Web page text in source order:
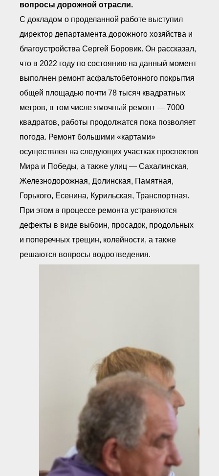
заказчиков
● Реестр членов
Ассоциации с правом
ООТСУО
имеющих строительные
Архив реестров
Общественный контроль
Политика информационной
Антикоррупционная политика
Орган надзора
Охрана труда
Работа в Общественных советах
Законодательство РФ по
Повышение квалификации,
переподготовка
вопросы дорожной отрасли.
С докладом о проделанной работе выступил
директор департамента дорожного хозяйства и
благоустройства Сергей Боровик. Он рассказал,
что в 2022 году по состоянию на данный момент
выполнен ремонт асфальтобетонного покрытия
общей площадью почти 78 тысяч квадратных
метров, в том числе ямочный ремонт — 7000
квадратов, работы продолжатся пока позволяет
погода. Ремонт большими «картами»
осуществлен на следующих участках проспектов
Мира и Победы, а также улиц — Сахалинская,
Железнодорожная, Долинская, Памятная,
Горького, Есенина, Курильская, Транспортная.
При этом в процессе ремонта устраняются
дефекты в виде выбоин, просадок, продольных
и поперечных трещин, колейности, а также
решаются вопросы водоотведения.